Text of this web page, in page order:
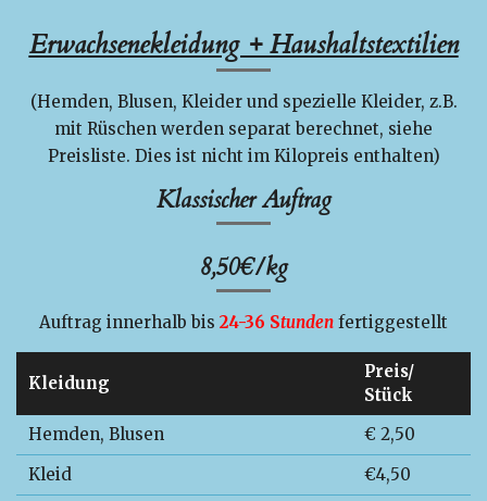
Erwachsenekleidung + Haushaltstextilien
(Hemden, Blusen, Kleider und spezielle Kleider, z.B.
mit Rüschen werden separat berechnet, siehe
Preisliste. Dies ist nicht im Kilopreis enthalten)
Klassischer Auftrag
8,50€/kg
Auftrag innerhalb bis 24-36 Stunden fertiggestellt
Kleidung
Preis/
Stück
Hemden, Blusen
€ 2,50
Kleid
€4,50